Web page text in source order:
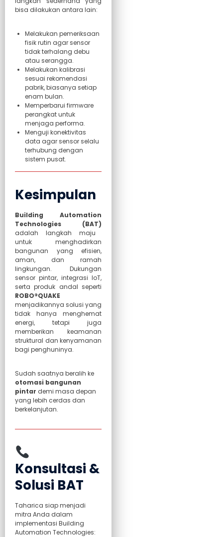
bisa dilakukan antara lain:
Melakukan pemeriksaan
fisik rutin agar sensor
tidak terhalang debu
atau serangga.
Melakukan kalibrasi
sesuai rekomendasi
pabrik, biasanya setiap
enam bulan.
Memperbarui firmware
perangkat untuk
menjaga performa.
Menguji konektivitas
data agar sensor selalu
terhubung dengan
sistem pusat.
Kesimpulan
Building Automation
Technologies (BAT)
adalah langkah maju
untuk menghadirkan
bangunan yang efisien,
aman, dan ramah
lingkungan. Dukungan
sensor pintar, integrasi IoT,
serta produk andal seperti
ROBO®QUAKE
menjadikannya solusi yang
tidak hanya menghemat
energi, tetapi juga
memberikan keamanan
struktural dan kenyamanan
bagi penghuninya.
Sudah saatnya beralih ke
otomasi bangunan
pintar demi masa depan
yang lebih cerdas dan
berkelanjutan.
Konsultasi &
Solusi BAT
Taharica siap menjadi
mitra Anda dalam
implementasi Building
Automation Technologies: